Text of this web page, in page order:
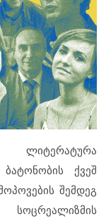
ქვეშ
შემდეგ